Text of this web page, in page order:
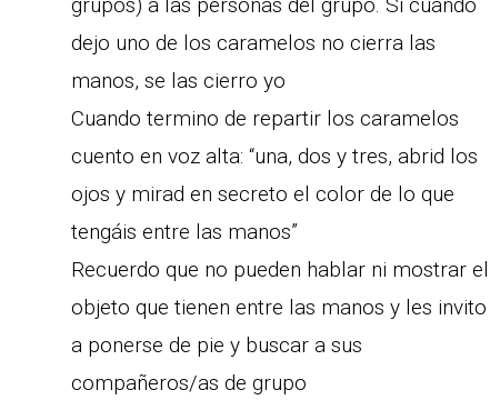
dejo uno de los caramelos no cierra las
manos, se las cierro yo
Cuando termino de repartir los caramelos
cuento en voz alta: “una, dos y tres, abrid los
ojos y mirad en secreto el color de lo que
tengáis entre las manos”
Recuerdo que no pueden hablar ni mostrar el
objeto que tienen entre las manos y les invito
a ponerse de pie y buscar a sus
compañeros/as de grupo